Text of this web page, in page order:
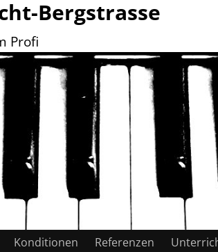
Bergstrasse
Profi
Konditionen Referenzen